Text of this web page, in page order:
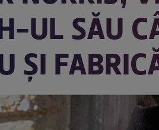
UL SĂU
ȘI